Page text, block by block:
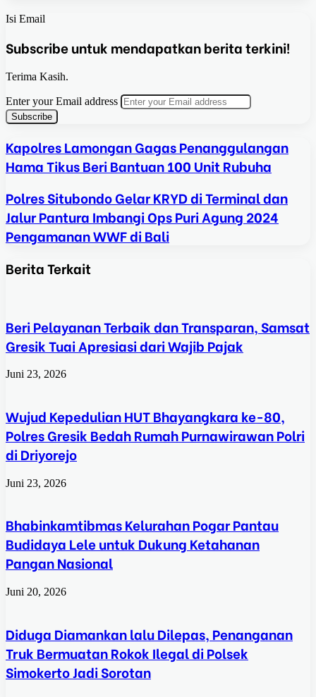
Isi Email
Subscribe untuk mendapatkan berita terkini!
Terima Kasih.
Enter your Email address
Kapolres Lamongan Gagas Penanggulangan
Hama Tikus Beri Bantuan 100 Unit Rubuha
Polres Situbondo Gelar KRYD di Terminal dan
Jalur Pantura Imbangi Ops Puri Agung 2024
Pengamanan WWF di Bali
Berita Terkait
Beri Pelayanan Terbaik dan Transparan, Samsat
Gresik Tuai Apresiasi dari Wajib Pajak
Juni 23, 2026
Wujud Kepedulian HUT Bhayangkara ke-80,
Polres Gresik Bedah Rumah Purnawirawan Polri
di Driyorejo
Juni 23, 2026
Bhabinkamtibmas Kelurahan Pogar Pantau
Budidaya Lele untuk Dukung Ketahanan
Pangan Nasional
Juni 20, 2026
Diduga Diamankan lalu Dilepas, Penanganan
Truk Bermuatan Rokok Ilegal di Polsek
Simokerto Jadi Sorotan